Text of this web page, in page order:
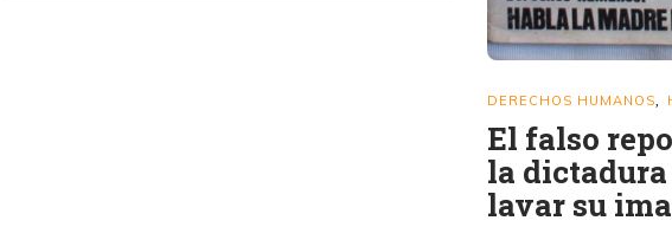
DERECHOS HUMANOS
El falso
la
lavar su